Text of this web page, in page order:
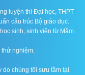
luyện thi Đại học, THPT
cấu trúc Bộ giáo dục.
sinh, sinh viên từ Mầm
thử nghiệm.
do chúng tôi sưu tầm tại